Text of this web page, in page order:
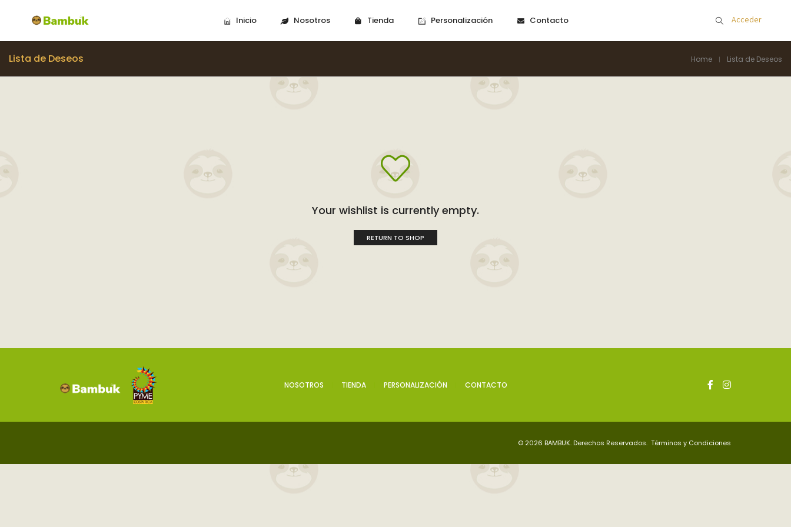
Inicio Nosotros Tienda Personalización Contacto Acceder
Lista de Deseos Home Lista de Deseos
Your wishlist is currently empty.
RETURN TO SHOP
NOSOTROS TIENDA PERSONALIZACIÓN CONTACTO
© 2026 BAMBUK. Derechos Reservados. Términos y Condiciones